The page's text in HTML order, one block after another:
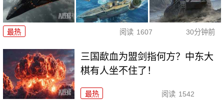
最热 阅读 1607 30分钟前
三国歃血为盟剑指何方？中东大
棋有人坐不住了！
最热 阅读 1542